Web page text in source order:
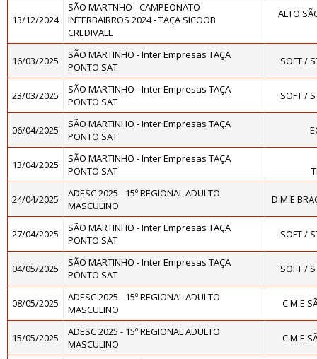
13/12/2024
SÃO MARTNHO - CAMPEONATO
INTERBAIRROS 2024 - TAÇA SICOOB
CREDIVALE
ALTO
16/03/2025
SÃO MARTINHO - Inter Empresas TAÇA
PONTO SAT
SOFT /
23/03/2025
SÃO MARTINHO - Inter Empresas TAÇA
PONTO SAT
SOFT /
06/04/2025
SÃO MARTINHO - Inter Empresas TAÇA
PONTO SAT
13/04/2025
SÃO MARTINHO - Inter Empresas TAÇA
PONTO SAT
24/04/2025
ADESC 2025 - 15º REGIONAL ADULTO
MASCULINO
D.M.E
27/04/2025
SÃO MARTINHO - Inter Empresas TAÇA
PONTO SAT
SOFT /
04/05/2025
SÃO MARTINHO - Inter Empresas TAÇA
PONTO SAT
SOFT /
08/05/2025
ADESC 2025 - 15º REGIONAL ADULTO
MASCULINO
C.M.E
15/05/2025
ADESC 2025 - 15º REGIONAL ADULTO
MASCULINO
C.M.E